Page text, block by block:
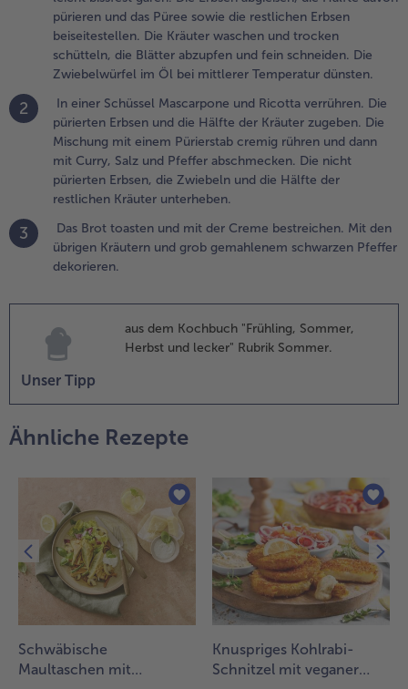
Die
mit
rühren
dann mit
Pfeffer
die
und
Hälfte der
Brot
und
pürieren und das Püree sowie die restlichen Erbsen
beiseitestellen. Die Kräuter waschen und trocken
schütteln, die Blätter abzupfen und fein schneiden. Die
Zwiebelwürfel im Öl bei mittlerer Temperatur dünsten.
2
In einer Schüssel Mascarpone und Ricotta verrühren. Die
pürierten Erbsen und die Hälfte der Kräuter zugeben. Die
Mischung mit einem Pürierstab cremig rühren und dann
mit Curry, Salz und Pfeffer abschmecken. Die nicht
pürierten Erbsen, die Zwiebeln und die Hälfte der
restlichen Kräuter unterheben.
3
Das Brot toasten und mit der Creme bestreichen. Mit den
übrigen Kräutern und grob gemahlenem schwarzen Pfeffer
dekorieren.
Unser Tipp
aus dem Kochbuch "Frühling, Sommer,
Herbst und lecker" Rubrik Sommer.
Ähnliche Rezepte
Schwäbische
Maultaschen mit
Knuspriges Kohlrabi-
Schnitzel mit veganer